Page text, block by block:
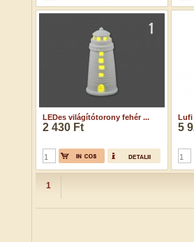
LEDes világítótorony fehér ...
2 430 Ft
Lufi
5
1